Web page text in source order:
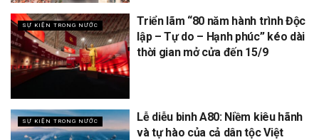
SỰ KIỆN TRONG NƯỚC
Triển lãm “80 năm hành trình Độc
lập – Tự do – Hạnh phúc” kéo dài
thời gian mở cửa đến 15/9
SỰ KIỆN TRONG NƯỚC
Lễ diễu binh A80: Niềm kiêu hãnh
và tự hào của cả dân tộc Việt